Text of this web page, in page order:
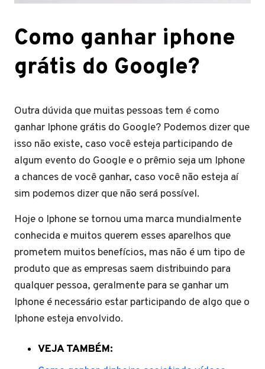
Como ganhar iphone
grátis do Google?
Outra dúvida que muitas pessoas tem é como
ganhar Iphone grátis do Google? Podemos dizer que
isso não existe, caso você esteja participando de
algum evento do Google e o prêmio seja um Iphone
a chances de você ganhar, caso você não esteja aí
sim podemos dizer que não será possível.
Hoje o Iphone se tornou uma marca mundialmente
conhecida e muitos querem esses aparelhos que
prometem muitos benefícios, mas não é um tipo de
produto que as empresas saem distribuindo para
qualquer pessoa, geralmente para se ganhar um
Iphone é necessário estar participando de algo que o
Iphone esteja envolvido.
VEJA TAMBÉM: